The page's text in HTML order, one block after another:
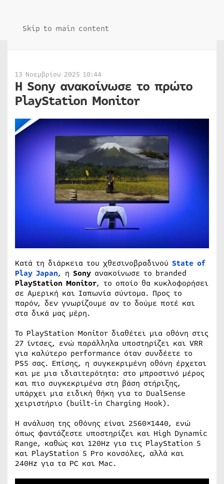
Skip to main content
13 Νοεμβρίου 2025 10:44
Η Sony ανακοίνωσε το πρώτο
PlayStation Monitor
Κατά τη διάρκεια του χθεσινοβραδινού State of
Play Japan, η Sony ανακοίνωσε το branded
PlayStation Monitor, το οποίο θα κυκλοφορήσει
σε Αμερική και Ιαπωνία σύντομα. Προς το
παρόν, δεν γνωρίζουμε αν το δούμε ποτέ και
στα δικά μας μέρη.
Το PlayStation Monitor διαθέτει μια οθόνη στις
27 ίντσες, ενώ παράλληλα υποστηρίζει και VRR
για καλύτερο performance όταν συνδέετε το
PS5 σας. Επίσης, η συγκεκριμένη οθόνη έρχεται
και με μια ιδιαιτερότητα: στο μπροστινό μέρος
και πιο συγκεκριμένα στη βάση στήριξης,
υπάρχει μια ειδική θήκη για το DualSense
χειριστήριο (built-in Charging Hook).
Η ανάλυση της οθόνης είναι 2560×1440, ενώ
όπως φαντάζεστε υποστηρίζει και High Dynamic
Range, καθώς και 120Hz για τις PlayStation 5
και PlayStation 5 Pro κονσόλες, αλλά και
240Hz για τα PC και Mac.